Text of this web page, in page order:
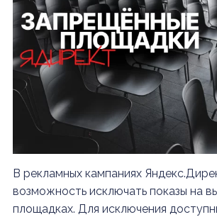
В рекламных кампаниях
возможность исключать показы на
площадках. Для исключения